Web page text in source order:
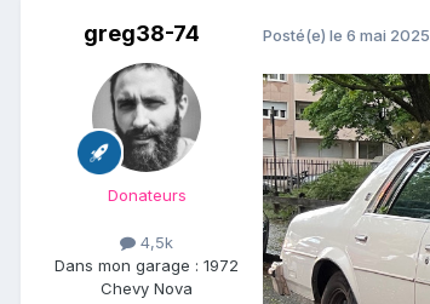
greg38-74
Donateurs
4,5k
Dans mon garage : 1972
Chevy Nova
Posté(e) le 6 mai 2025